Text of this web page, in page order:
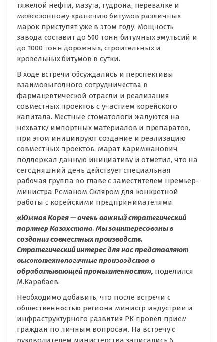
тяжелой нефти, мазута, гудрона, перевалке и
межсезонному хранению битумов различных
марок приступят уже в этом году. Мощность
завода составит до 500 тонн битумных эмульсий и
до 1000 тонн дорожных, строительных и
кровельных битумов в сутки.
В ходе встречи обсуждались и перспективы
взаимовыгодного сотрудничества в
фармацевтической отрасли и реализация
совместных проектов с участием корейского
капитала. Местные стоматологи жалуются на
нехватку импортных материалов и препаратов,
при этом инициируют создание и реализацию
совместных проектов. Марат Каримжанович
поддержал данную инициативу и отметил, что на
сегодняшний день действует специальная
рабочая группа во главе с заместителем Премьер-
министра Романом Скляром для конкретной
работы с корейскими предпринимателями.
«Южная Корея — очень важный стратегический
партнер Казахстана. Мы заинтересованы в
создании совместных производств.
Стратегический интерес для нас представляют
высокотехнологичные производства в
обрабатывающей промышленности», поделился
М.Карабаев.
Необходимо добавить, что после встречи с
общественностью региона министр индустрии и
инфраструктурного развития РК провел прием
граждан по личным вопросам. На встречу с
руководителем министерства записались 6